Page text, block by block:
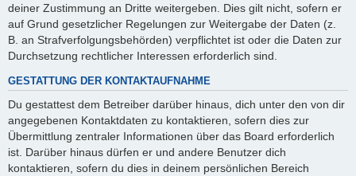
deiner Zustimmung an Dritte weitergeben. Dies gilt nicht, sofern er
auf Grund gesetzlicher Regelungen zur Weitergabe der Daten (z.
B. an Strafverfolgungsbehörden) verpflichtet ist oder die Daten zur
Durchsetzung rechtlicher Interessen erforderlich sind.
GESTATTUNG DER KONTAKTAUFNAHME
Du gestattest dem Betreiber darüber hinaus, dich unter den von dir
angegebenen Kontaktdaten zu kontaktieren, sofern dies zur
Übermittlung zentraler Informationen über das Board erforderlich
ist. Darüber hinaus dürfen er und andere Benutzer dich
kontaktieren, sofern du dies in deinem persönlichen Bereich